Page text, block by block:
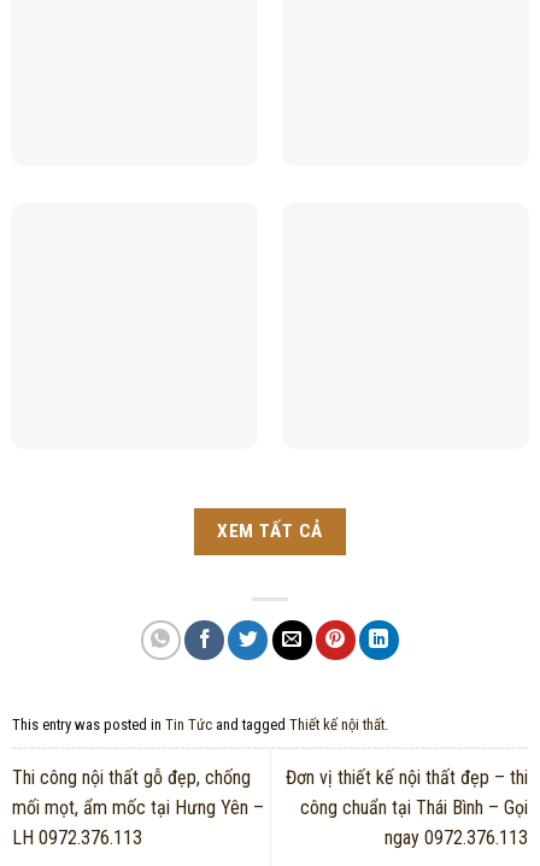
XEM TẤT CẢ
This entry was posted in Tin Tứcand tagged Thiết kế nội thất.
Thi công nội thất gỗ đẹp, chống
mối mọt, ẩm mốc tại Hưng Yên –
LH 0972.376.113
Đơn vị thiết kế nội thất đẹp – thi
công chuẩn tại Thái Bình – Gọi
ngay 0972.376.113